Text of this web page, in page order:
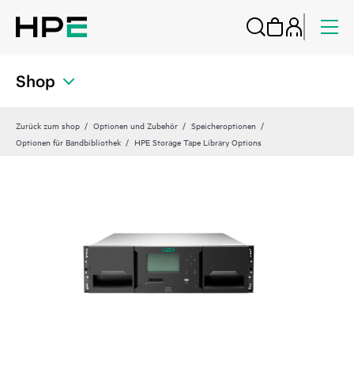
Shop
Zurück zum shop Optionen und Zubehör
Speicheroptionen
Optionen für Bandbibliothek
HPE Storage Tape Library Options